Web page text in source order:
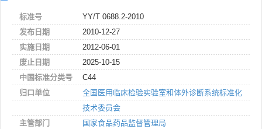
标准号
YY/T 0688.2-2010
发布日期
2010-12-27
实施日期
2012-06-01
废止日期
2025-10-15
中国标准分类号
C44
归口单位
全国医用临床检验实验室和体外诊断系统标准化
技术委员会
主管部门
国家食品药品监督管理局